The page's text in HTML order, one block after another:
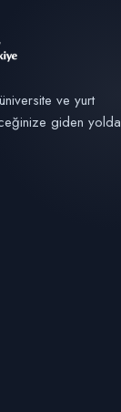
ve yurt
giden yolda